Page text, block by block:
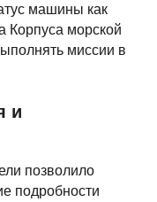
машины как
Корпуса морской
миссии в
и
позволило
подробности